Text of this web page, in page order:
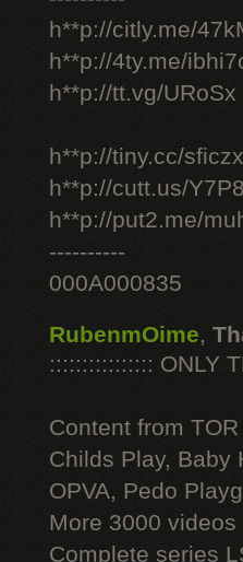
h**p://citly.me/
h**p://4ty.me/
h**p://tt.vg/URoSx
h**p://tiny.cc/sficzx
h**p://cutt.us/
h**p://put2.me/
----------
000A000835
RubenmOime,
:::::::::::::::: ONLY
Content from
Childs Play, Baby
OPVA, Pedo
More 3000
Complete series